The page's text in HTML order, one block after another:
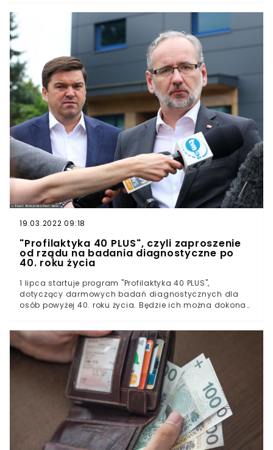
19.03.2022 09:18
"Profilaktyka 40 PLUS", czyli zaproszenie
od rządu na badania diagnostyczne po
40. roku życia
1 lipca startuje program "Profilaktyka 40 PLUS",
dotyczący darmowych badań diagnostycznych dla
osób powyżej 40. roku życia. Będzie ich można dokonać
Niedzielski.Rząd tłumaczy program troską o zdrowie
pacjentów w czasie pandemii koronawirusa.
Diagnostyka dla osób powyżej 40. roku życia 1 lipca
rozpoczyna się rządowy program "Profilaktyka 40 PLUS".
Powołany został z powodu coraz rzadziej
wykonywanych przez Polki i Polaków badań
profilaktycznych, szczególnie w czasie pandemii
koronawirusa. Dzięki odpowiednim badaniom, będzie
można zdiagnozować ryzyko wystąpienia ewentualnych
chorób, co umożliwi szybsze reagowanie. By